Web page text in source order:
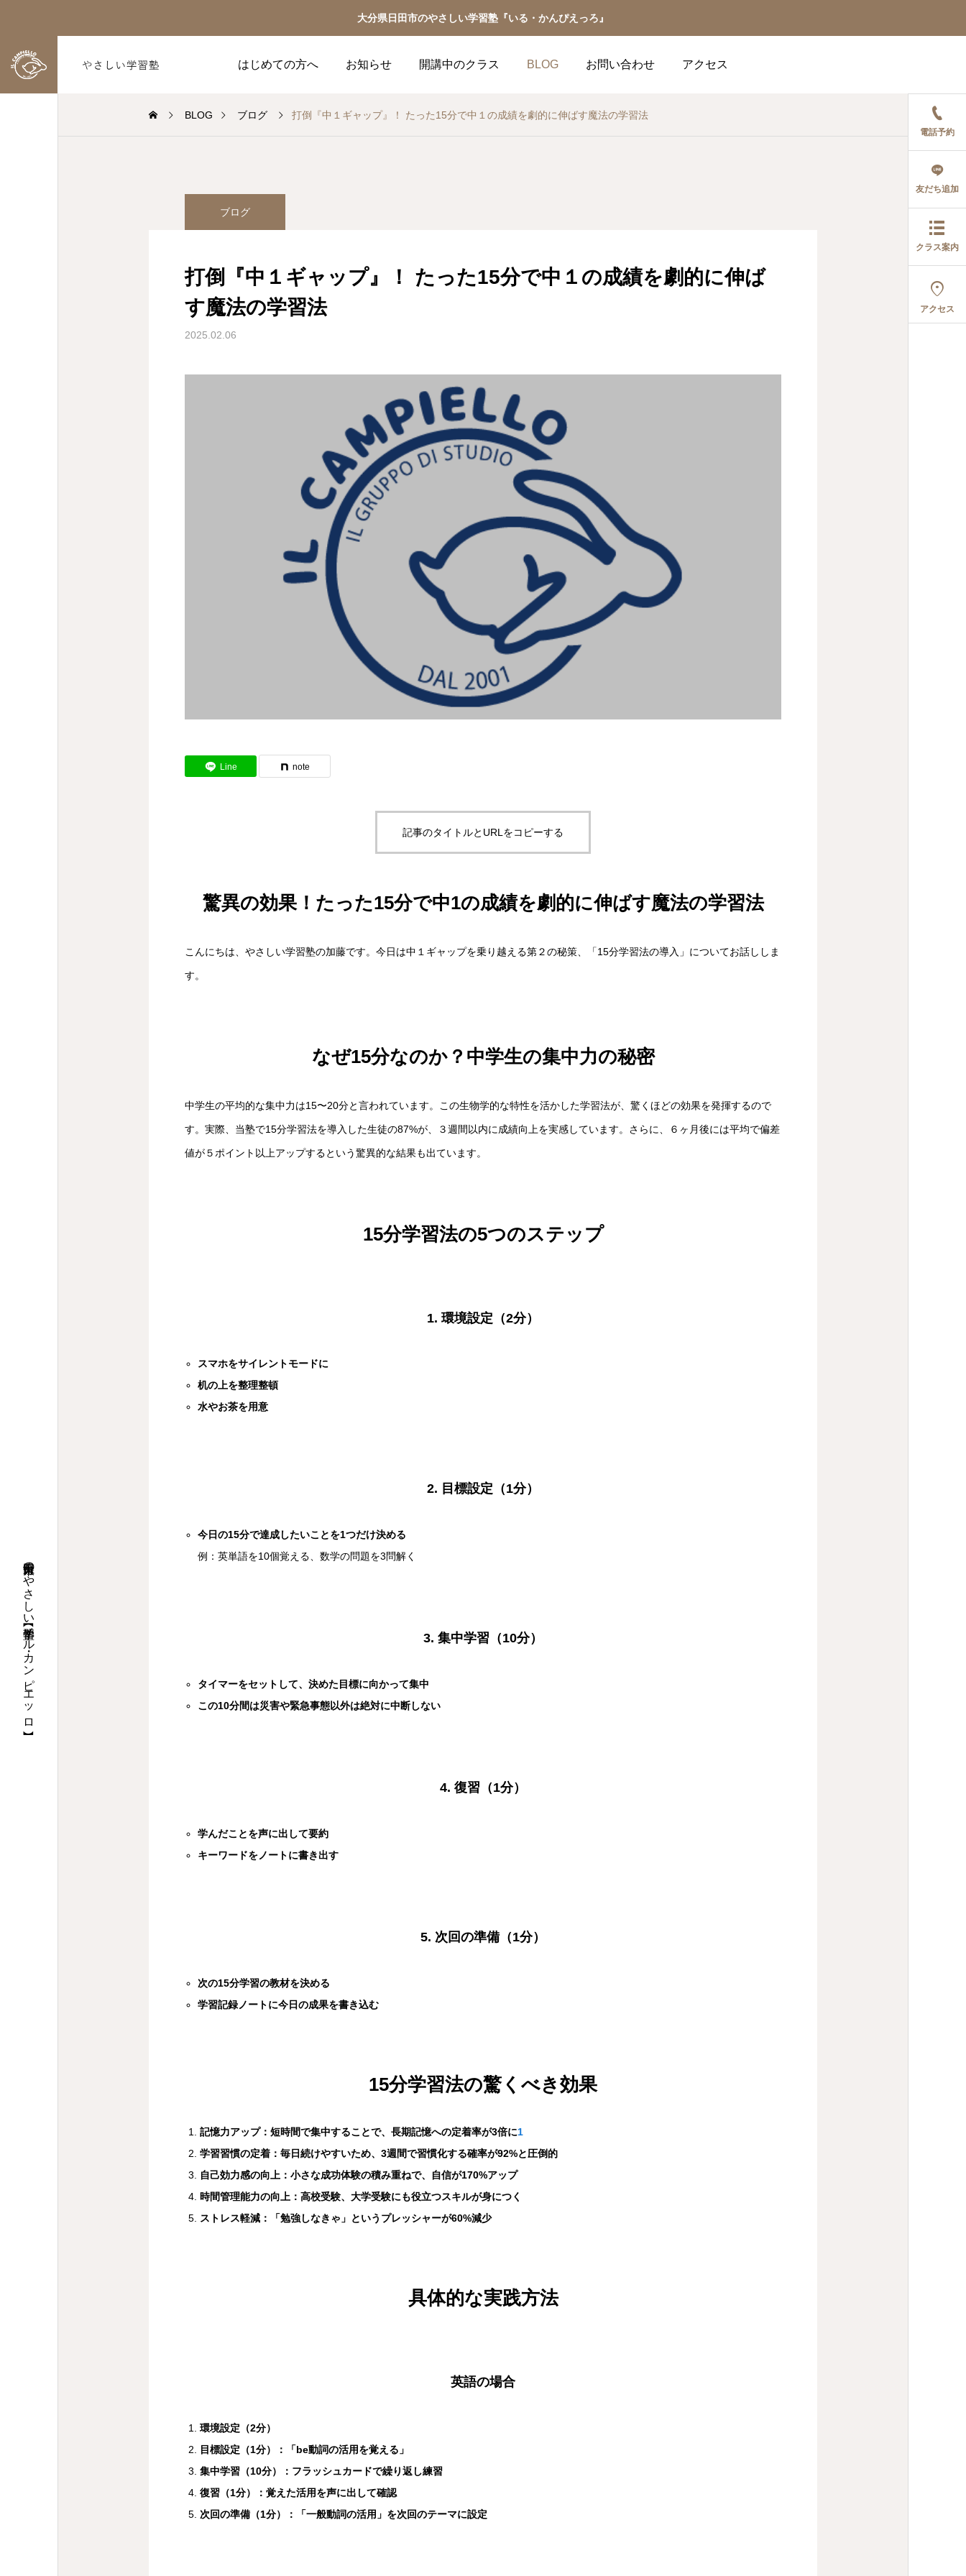
大分県日田市のやさしい学習塾『いる・かんぴえっろ』
はじめての方へ お知らせ 開講中のクラス BLOG お問い合わせ アクセス
大分県日田市のやさしい学習塾【イル・カンピエッロ】
電話予約
友だち追加
クラス案内

アクセス
BLOG ブログ 打倒『中１ギャップ』！ たった15分で中１の成績を劇的に伸ばす魔法の学習法
ブログ
打倒『中１ギャップ』！ たった15分で中１の成績を劇的に伸ば
す魔法の学習法
2025.02.06
Line note
記事のタイトルとURLをコピーする
驚異の効果！たった15分で中1の成績を劇的に伸ばす魔法の学習法
こんにちは、やさしい学習塾の加藤です。今日は中１ギャップを乗り越える第２の秘策、「15分学習法の導入」についてお話ししま
す。
なぜ15分なのか？中学生の集中力の秘密
中学生の平均的な集中力は15〜20分と言われています。この生物学的な特性を活かした学習法が、驚くほどの効果を発揮するので
す。実際、当塾で15分学習法を導入した生徒の87%が、３週間以内に成績向上を実感しています。さらに、６ヶ月後には平均で偏差
値が５ポイント以上アップするという驚異的な結果も出ています。
15分学習法の5つのステップ
1. 環境設定（2分）
スマホをサイレントモードに
机の上を整理整頓
水やお茶を用意
2. 目標設定（1分）
今日の15分で達成したいことを1つだけ決める
例：英単語を10個覚える、数学の問題を3問解く
3. 集中学習（10分）
タイマーをセットして、決めた目標に向かって集中
この10分間は災害や緊急事態以外は絶対に中断しない
4. 復習（1分）
学んだことを声に出して要約
キーワードをノートに書き出す
5. 次回の準備（1分）
次の15分学習の教材を決める
学習記録ノートに今日の成果を書き込む
15分学習法の驚くべき効果
記憶力アップ：短時間で集中することで、長期記憶への定着率が3倍に1
学習習慣の定着：毎日続けやすいため、3週間で習慣化する確率が92%と圧倒的
自己効力感の向上：小さな成功体験の積み重ねで、自信が170%アップ
時間管理能力の向上：高校受験、大学受験にも役立つスキルが身につく
ストレス軽減：「勉強しなきゃ」というプレッシャーが60%減少
具体的な実践方法
英語の場合
環境設定（2分）
目標設定（1分）：「be動詞の活用を覚える」
集中学習（10分）：フラッシュカードで繰り返し練習
復習（1分）：覚えた活用を声に出して確認
次回の準備（1分）：「一般動詞の活用」を次回のテーマに設定